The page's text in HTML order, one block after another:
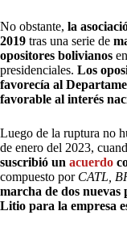
No obstante, la
2019 tras una serie de
opositores bolivianos
presidenciales. Los
favorecía al
favorable al interés
Luego de la ruptura no
de enero del 2023,
suscribió un acuerdo
compuesto por CATL,
marcha de dos
Litio para la empresa